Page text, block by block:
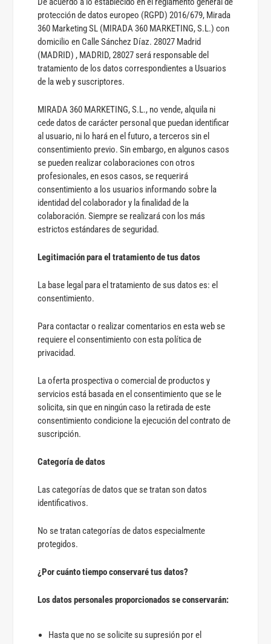
protección de datos europeo (RGPD) 2016/679, Mirada
360 Marketing SL (MIRADA 360 MARKETING, S.L.) con
domicilio en Calle Sánchez Díaz. 28027 Madrid
(MADRID) , MADRID, 28027 será responsable del
tratamiento de los datos correspondientes a Usuarios
de la web y suscriptores.
MIRADA 360 MARKETING, S.L., no vende, alquila ni
cede datos de carácter personal que puedan identificar
al usuario, ni lo hará en el futuro, a terceros sin el
consentimiento previo. Sin embargo, en algunos casos
se pueden realizar colaboraciones con otros
profesionales, en esos casos, se requerirá
consentimiento a los usuarios informando sobre la
identidad del colaborador y la finalidad de la
colaboración. Siempre se realizará con los más
estrictos estándares de seguridad.
Legitimación para el tratamiento de tus datos
La base legal para el tratamiento de sus datos es: el
consentimiento.
Para contactar o realizar comentarios en esta web se
requiere el consentimiento con esta política de
privacidad.
La oferta prospectiva o comercial de productos y
servicios está basada en el consentimiento que se le
solicita, sin que en ningún caso la retirada de este
consentimiento condicione la ejecución del contrato de
suscripción.
Categoría de datos
Las categorías de datos que se tratan son datos
identificativos.
No se tratan categorías de datos especialmente
protegidos.
¿Por cuánto tiempo conservaré tus datos?
Los datos personales proporcionados se conservarán:
Hasta que no se solicite su supresión por el